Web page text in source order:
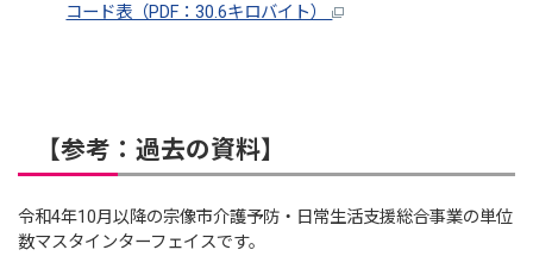
コード表（PDF：30.6キロバイト）
【参考：過去の資料】
令和4年10月以降の宗像市介護予防・日常生活支援総合事業の単位
数マスタインターフェイスです。